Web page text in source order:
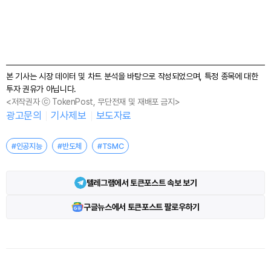
본 기사는 시장 데이터 및 차트 분석을 바탕으로 작성되었으며, 특정 종목에 대한
투자 권유가 아닙니다.
<저작권자 ⓒ TokenPost, 무단전재 및 재배포 금지>
광고문의 기사제보 보도자료
#인공지능 #반도체 #TSMC
텔레그램에서 토큰포스트 속보 보기
구글뉴스에서 토큰포스트 팔로우하기